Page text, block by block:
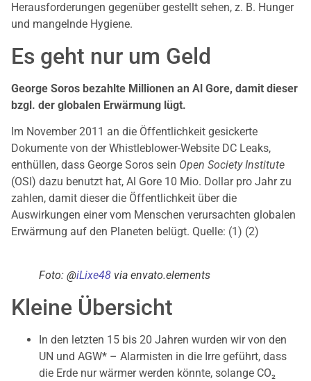
Herausforderungen gegenüber gestellt sehen, z. B. Hunger
und mangelnde Hygiene.
Es geht nur um Geld
George Soros bezahlte Millionen an Al Gore, damit dieser
bzgl. der globalen Erwärmung lügt.
Im November 2011 an die Öffentlichkeit gesickerte
Dokumente von der Whistleblower-Website DC Leaks,
enthüllen, dass George Soros sein Open Society Institute
(OSI) dazu benutzt hat, Al Gore 10 Mio. Dollar pro Jahr zu
zahlen, damit dieser die Öffentlichkeit über die
Auswirkungen einer vom Menschen verursachten globalen
Erwärmung auf den Planeten belügt. Quelle: (1) (2)
Foto: @iLixe48 via envato.elements
Kleine Übersicht
In den letzten 15 bis 20 Jahren wurden wir von den
UN und AGW* – Alarmisten in die Irre geführt, dass
die Erde nur wärmer werden könnte, solange CO₂